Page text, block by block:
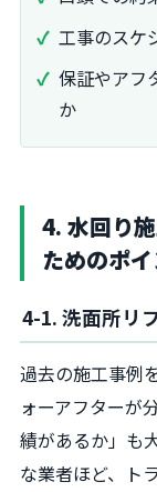
工事のスケ
保証やアフ
か
4. 水回り
ためのポ
4-1. 洗面所リ
過去の施工事例
ォーアフターが
績があるか」も
な業者ほど、ト